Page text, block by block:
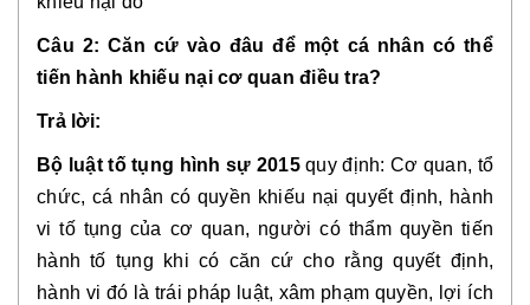
Câu 2: Căn cứ vào đâu để một cá nhân có thể
tiến hành khiếu nại cơ quan điều tra?
Trả lời:
Bộ luật tố tụng hình sự 2015 quy định: Cơ quan, tổ
chức, cá nhân có quyền khiếu nại quyết định, hành
vi tố tụng của cơ quan, người có thẩm quyền tiến
hành tố tụng khi có căn cứ cho rằng quyết định,
hành vi đó là trái pháp luật, xâm phạm quyền, lợi ích